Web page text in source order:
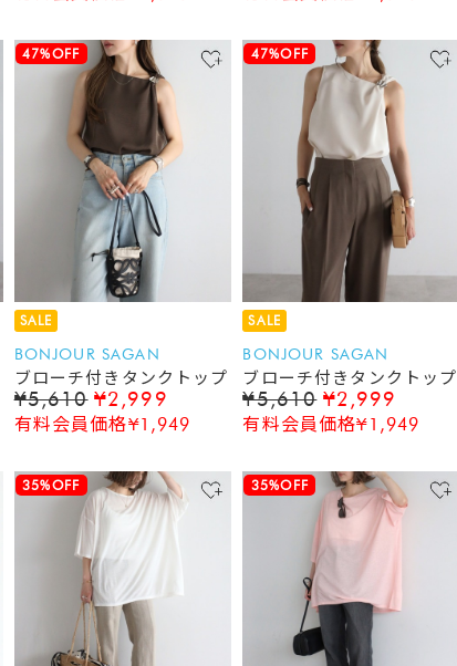
47%OFF
SALE
BONJOUR SAGAN
ブローチ付きタンクトップ
¥5,610 ¥2,999
有料会員価格¥1,949
47%OFF
SALE
BONJOUR SAGAN
ブローチ付きタンクトップ
¥5,610 ¥2,999
有料会員価格¥1,949
35%OFF 35%OFF